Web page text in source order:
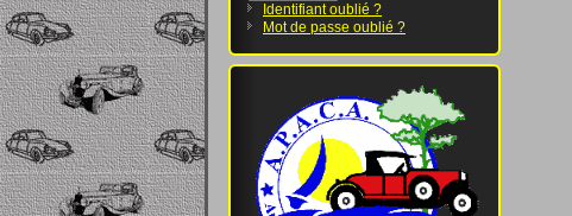
Identifiant oublié ?
Mot de passe oublié ?